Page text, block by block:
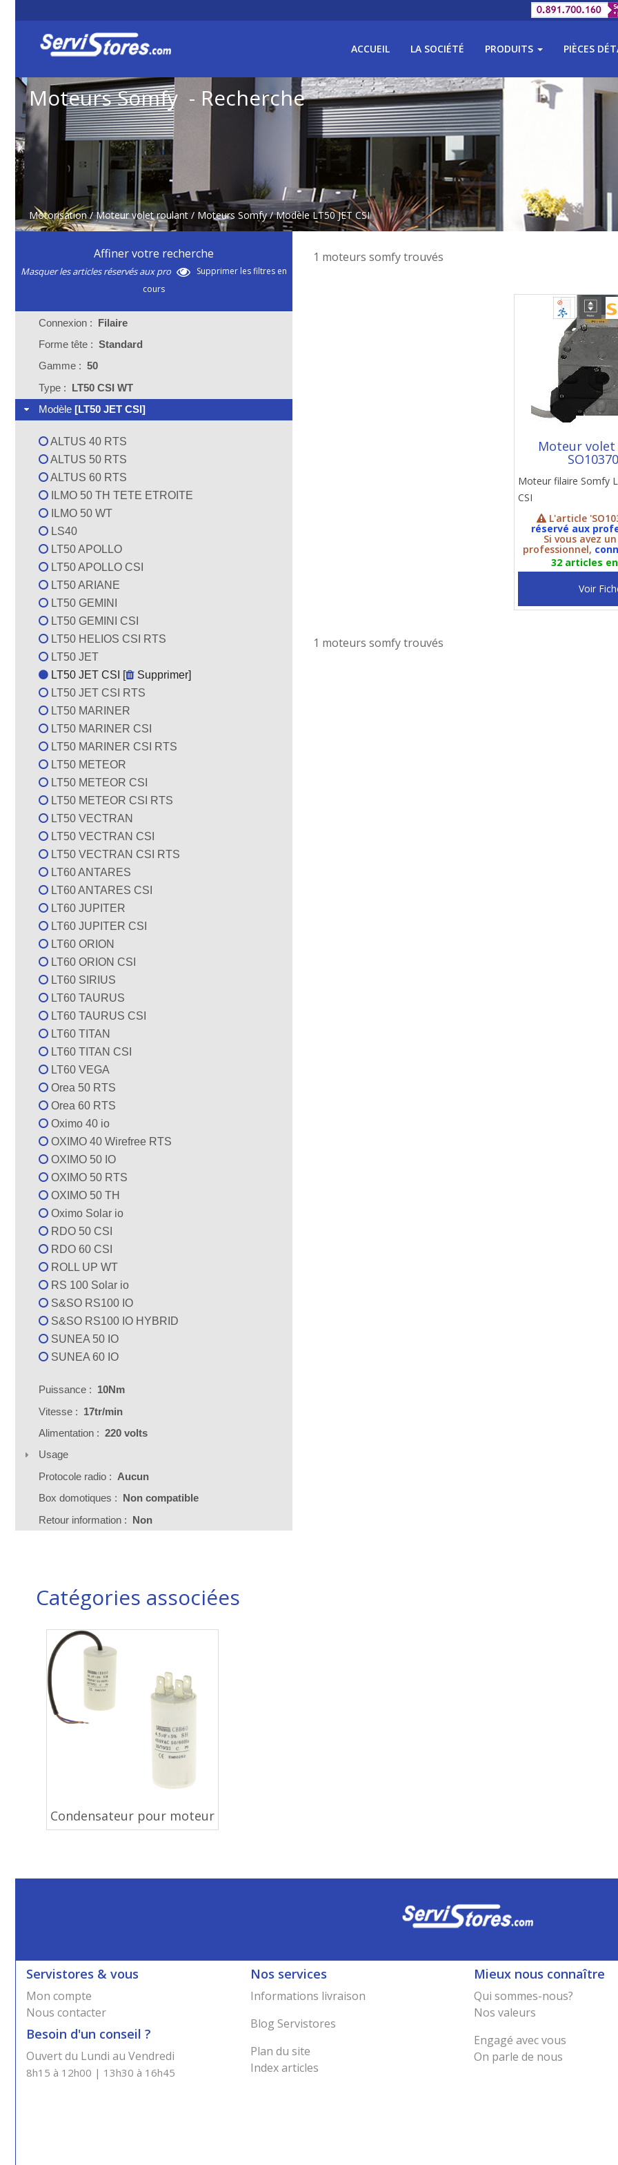
ACCUEIL LA SOCIÉTÉ PRODUITS PIÈCES
Moteurs Somfy - Recherche
Motorisation /Moteur volet roulant / Moteurs Somfy / Modèle LT50 JET CSI
Affiner votre recherche
Masquer les articles réservés aux pro
Supprimer les filtres en
cours
Connexion : Filaire
Forme tête : Standard
Gamme : 50
Type : LT50 CSI WT
Modèle [LT50 JET CSI]
ALTUS 40 RTS
ALTUS 50 RTS
ALTUS 60 RTS
ILMO 50 TH TETE ETROITE
ILMO 50 WT
LS40
LT50 APOLLO
LT50 APOLLO CSI
LT50 ARIANE
LT50 GEMINI
LT50 GEMINI CSI
LT50 HELIOS CSI RTS
LT50 JET
LT50 JET CSI [
Supprimer]
LT50 JET CSI RTS
LT50 MARINER
LT50 MARINER CSI
LT50 MARINER CSI RTS
LT50 METEOR
LT50 METEOR CSI
LT50 METEOR CSI RTS
LT50 VECTRAN
LT50 VECTRAN CSI
LT50 VECTRAN CSI RTS
LT60 ANTARES
LT60 ANTARES CSI
LT60 JUPITER
LT60 JUPITER CSI
LT60 ORION
LT60 ORION CSI
LT60 SIRIUS
LT60 TAURUS
LT60 TAURUS CSI
LT60 TITAN
LT60 TITAN CSI
LT60 VEGA
Orea 50 RTS
Orea 60 RTS
Oximo 40 io
OXIMO 40 Wirefree RTS
OXIMO 50 IO
OXIMO 50 RTS
OXIMO 50 TH
Oximo Solar io
RDO 50 CSI
RDO 60 CSI
ROLL UP WT
RS 100 Solar io
S&SO RS100 IO
S&SO RS100 IO HYBRID
SUNEA 50 IO
SUNEA 60 IO
Puissance : 10Nm
Vitesse : 17tr/min
Alimentation : 220 volts
Usage
Protocole radio : Aucun
Box domotiques : Non compatible
Retour information : Non
1 moteurs somfy trouvés
Moteur
Moteur filaire Somfy
CSI
L'article
réservé aux
Si vous avez
professionnel,
32 articles
Voir
1 moteurs somfy trouvés
Catégories associées
Condensateur pour moteur
Servistores & vous
Mon compte
Nous contacter
Besoin d'un conseil ?
Ouvert du Lundi au Vendredi
8h15 à 12h00 | 13h30 à 16h45
Nos services
Informations livraison
Blog Servistores
Plan du site
Index articles
Mieux nous connaître
Qui sommes-nous?
Nos valeurs
Engagé avec vous
On parle de nous